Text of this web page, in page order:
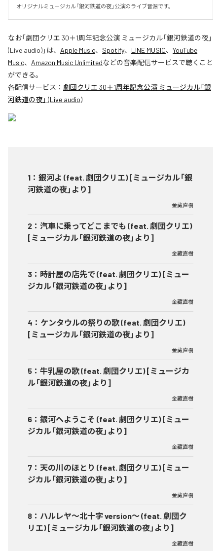
オリジナルミュージカル「銀河鉄道の夜」公演のライブ音源です。
なお「劇団クリエ 30＋1周年記念公演 ミュージカル「銀河鉄道の夜」
(Live audio)」は、 Apple Music、 Spotify、 LINE MUSIC、 YouTube
Music、 Amazon Music Unlimitedなどの音楽配信サービスで聴くこと
ができる。
各配信サービス： 劇団クリエ 30＋1周年記念公演 ミュージカル「銀
河鉄道の夜」 (Live audio)
1 ： 銀河よ (feat. 劇団クリエ) [ミュージカル「銀
河鉄道の夜」より]
金藏直樹
2 ： 汽車に乗ってどこまでも (feat. 劇団クリエ)
[ミュージカル「銀河鉄道の夜」より]
金藏直樹
3 ： 時計屋の店先で (feat. 劇団クリエ) [ミュー
ジカル「銀河鉄道の夜」より]
金藏直樹
4 ： ケンタウルの祭りの歌 (feat. 劇団クリエ)
[ミュージカル「銀河鉄道の夜」より]
金藏直樹
5 ： 牛乳屋の歌 (feat. 劇団クリエ) [ミュージカ
ル「銀河鉄道の夜」より]
金藏直樹
6 ： 銀河へようこそ (feat. 劇団クリエ) [ミュー
ジカル「銀河鉄道の夜」より]
金藏直樹
7 ： 天の川のほとり (feat. 劇団クリエ) [ミュー
ジカル「銀河鉄道の夜」より]
金藏直樹
8 ： ハルレヤ〜北十字 version〜 (feat. 劇団ク
リエ) [ミュージカル「銀河鉄道の夜」より]
金藏直樹